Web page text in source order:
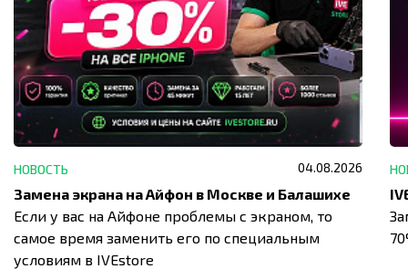
НОВОСТЬ 04.08.2026
Замена экрана на Айфон в Москве и Балашихе
Если у вас на Айфоне проблемы с экраном, то
самое время заменить его по специальным
условиям в IVEstore